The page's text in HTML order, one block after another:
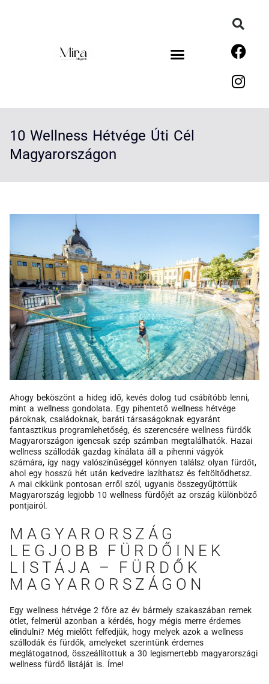
10 Wellness Hétvége Úti Cél
Magyarországon
Ahogy beköszönt a hideg idő, kevés dolog tud csábítóbb lenni,
mint a wellness gondolata. Egy pihentető wellness hétvége
pároknak, családoknak, baráti társaságoknak egyaránt
fantasztikus programlehetőség, és szerencsére wellness fürdők
Magyarországon igencsak szép számban megtalálhatók. Hazai
wellness szállodák gazdag kínálata áll a pihenni vágyók
számára, így nagy valószínűséggel könnyen találsz olyan fürdőt,
ahol egy hosszú hét után kedvedre lazíthatsz és feltöltődhetsz.
A mai cikkünk pontosan erről szól, ugyanis összegyűjtöttük
Magyarország legjobb 10 wellness fürdőjét az ország különböző
pontjairól.
MAGYARORSZÁG
LEGJOBB FÜRDŐINEK
LISTÁJA – FÜRDŐK
MAGYARORSZÁGON
Egy wellness hétvége 2 főre az év bármely szakaszában remek
ötlet, felmerül azonban a kérdés, hogy mégis merre érdemes
elindulni? Még mielőtt felfedjük, hogy melyek azok a wellness
szállodák és fürdők, amelyeket szerintünk érdemes
meglátogatnod, összeállítottuk a 30 legismertebb magyarországi
wellness fürdő listáját is. Íme!